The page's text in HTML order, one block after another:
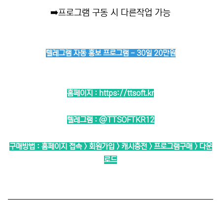
➡️프로그램 구동 시 다른작업 가능
텔레그램 자동 홍보 프로그램 - 30일 20만원
홈페이지 : https://ttsoft.kr
텔레그램 : @TTSOFTKR12
구매방법 : 홈페이지 접속 > 회원가입 > 캐시충전 > 프로그램구매 > 다운
로드
──────────────────────────